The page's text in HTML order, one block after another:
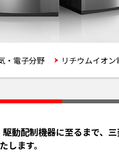
・電子分野 リチウムイオン
動配制機器に至るまで、
します。